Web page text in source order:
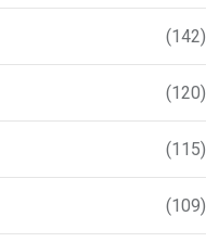
(142)
(120)
(115)
(109)